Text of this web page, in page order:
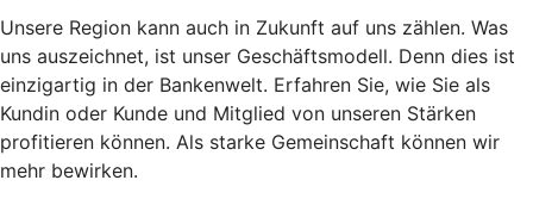
Unsere Region kann auch in Zukunft auf uns zählen. Was
uns auszeichnet, ist unser Geschäftsmodell. Denn dies ist
einzigartig in der Bankenwelt. Erfahren Sie, wie Sie als
Kundin oder Kunde und Mitglied von unseren Stärken
profitieren können. Als starke Gemeinschaft können wir
mehr bewirken.